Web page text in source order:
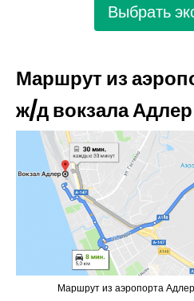
Выбрать
Маршрут из
ж/д вокзала Адлер
Маршрут из аэропорта